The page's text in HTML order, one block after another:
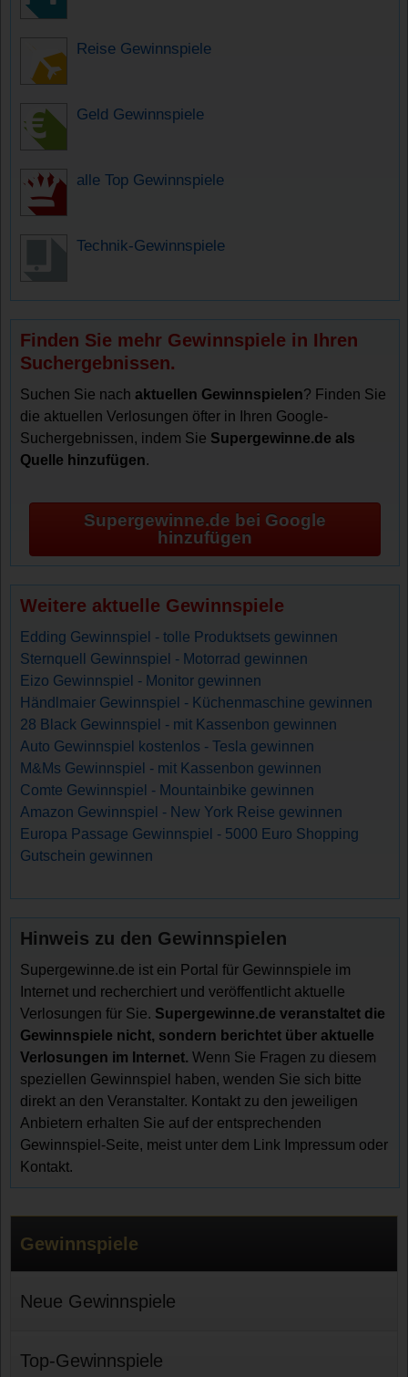
Reise Gewinnspiele
Geld Gewinnspiele
alle Top Gewinnspiele
Technik-Gewinnspiele
Finden Sie mehr Gewinnspiele in Ihren
Suchergebnissen.
Suchen Sie nachaktuellen Gewinnspielen? Finden Sie
die aktuellen Verlosungen öfter in Ihren Google-
Suchergebnissen, indem Sie Supergewinne.de als
Quelle hinzufügen.
Supergewinne.de bei Google
hinzufügen
Weitere aktuelle Gewinnspiele
Edding Gewinnspiel - tolle Produktsets gewinnen
Sternquell Gewinnspiel - Motorrad gewinnen
Eizo Gewinnspiel - Monitor gewinnen
Händlmaier Gewinnspiel - Küchenmaschine gewinnen
28 Black Gewinnspiel - mit Kassenbon gewinnen
Auto Gewinnspiel kostenlos - Tesla gewinnen
M&Ms Gewinnspiel - mit Kassenbon gewinnen
Comte Gewinnspiel - Mountainbike gewinnen
Amazon Gewinnspiel - New York Reise gewinnen
Europa Passage Gewinnspiel - 5000 Euro Shopping
Gutschein gewinnen
Hinweis zu den Gewinnspielen
Supergewinne.de ist ein Portal für Gewinnspiele im
Internet und recherchiert und veröffentlicht aktuelle
Verlosungen für Sie. Supergewinne.de veranstaltet die
Gewinnspiele nicht, sondern berichtet über aktuelle
Verlosungen im Internet. Wenn Sie Fragen zu diesem
speziellen Gewinnspiel haben, wenden Sie sich bitte
direkt an den Veranstalter. Kontakt zu den jeweiligen
Anbietern erhalten Sie auf der entsprechenden
Gewinnspiel-Seite, meist unter dem Link Impressum oder
Kontakt.
Gewinnspiele
Neue Gewinnspiele
Top-Gewinnspiele